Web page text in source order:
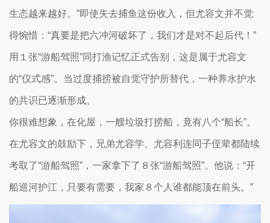
生态越来越好。”即使失去捕鱼这份收入，但尤容文并不觉
得惋惜：“真要是把六冲河破坏了，我们才是对不起后代！”
用１张“游船驾照”同打渔记忆正式告别，这是属于尤容文
的“仪式感”。当过度捕捞被自觉守护所替代，一种养水护水
的共识已逐渐形成。
你很难想象，在化屋，一艘垃圾打捞船，竟有八个“船长”。
在尤容文的鼓励下，兄弟尤容学、尤容利连同子侄辈都陆续
考取了“游船驾照”，一家拿下了８张“游船驾照”。他说：“开
船巡河护江，只要有需要，我家８个人谁都能顶在前头。”